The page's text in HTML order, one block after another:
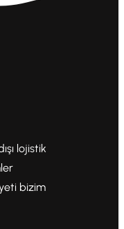
lojistik
bizim